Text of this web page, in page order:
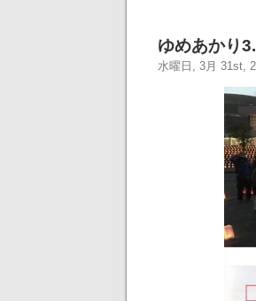
ゆめあかり
水曜日, 3月 31st,